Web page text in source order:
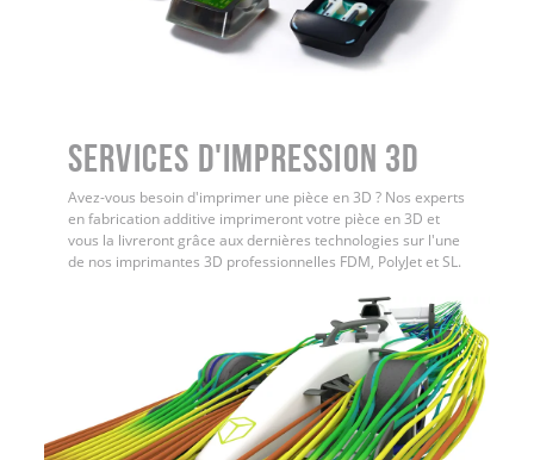
Services d'impression 3D
Avez-vous besoin d'imprimer une pièce en 3D ? Nos experts
en fabrication additive imprimeront votre pièce en 3D et
vous la livreront grâce aux dernières technologies sur l'une
de nos imprimantes 3D professionnelles FDM, PolyJet et SL.